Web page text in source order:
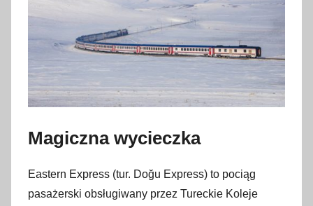
r
n
i
a
0
2
Magiczna wycieczka
Eastern Express (tur. Doğu Express) to pociąg
pasażerski obsługiwany przez Tureckie Koleje